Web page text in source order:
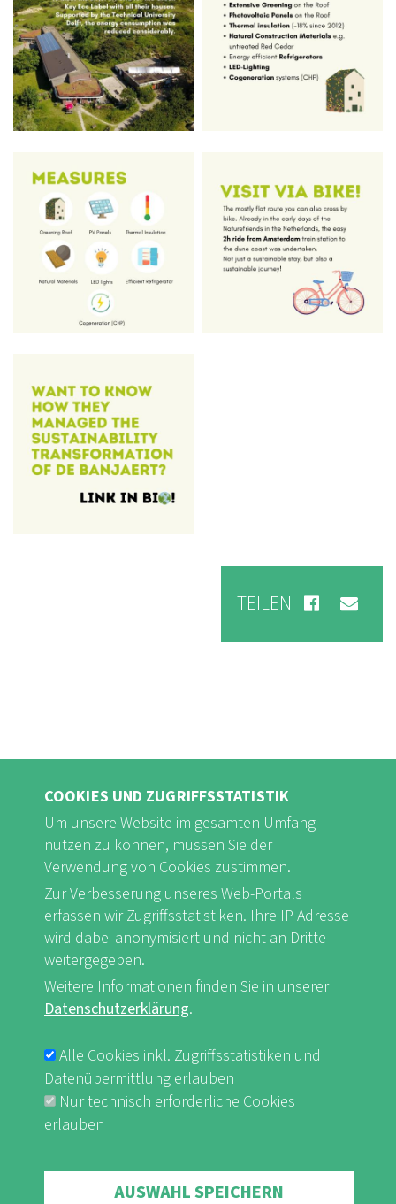
TEILEN
FB Youtube Instagram
FUSSBEREICHSMENÜ
Impressum & Datenschutz nf-int.org
COOKIES UND ZUGRIFFSSTATISTIK
Um unsere Website im gesamten Umfang
nutzen zu können, müssen Sie der
Verwendung von Cookies zustimmen.
Zur Verbesserung unseres Web-Portals
erfassen wir Zugriffsstatistiken. Ihre IP Adresse
wird dabei anonymisiert und nicht an Dritte
weitergegeben.
Weitere Informationen finden Sie in unserer
Datenschutzerklärung.
Alle Cookies inkl. Zugriffsstatistiken und
Datenübermittlung erlauben
Nur technisch erforderliche Cookies
erlauben
AUSWAHL SPEICHERN
Withdraw consent